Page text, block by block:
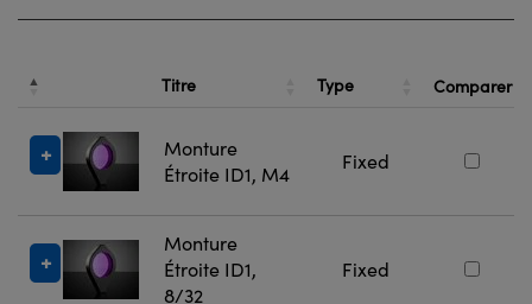
Titre Type Comparer
Monture
Étroite ID1, M4
Fixed
Monture
Étroite ID1,
8/32
Fixed